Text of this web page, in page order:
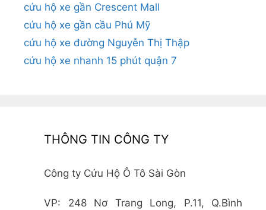
cứu hộ xe gần Crescent Mall
cứu hộ xe gần cầu Phú Mỹ
cứu hộ xe đường Nguyễn Thị Thập
cứu hộ xe nhanh 15 phút quận 7
THÔNG TIN CÔNG TY
Công ty Cứu Hộ Ô Tô Sài Gòn
VP: 248 Nơ Trang Long, P.11, Q.Bình